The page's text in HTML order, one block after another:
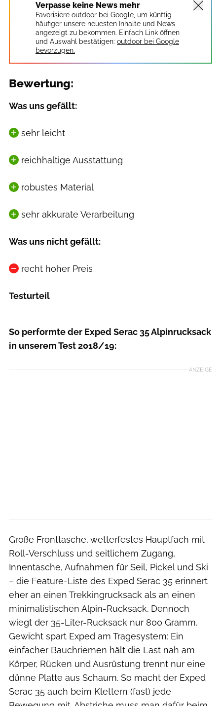
Verpasse keine News mehr
Favorisiere outdoor bei Google, um künftig
häufiger unsere neuesten Inhalte und News
angezeigt zu bekommen. Einfach Link öffnen
und Auswahl bestätigen: outdoor bei Google
bevorzugen.
Bewertung:
Was uns gefällt:
sehr leicht
reichhaltige Ausstattung
robustes Material
sehr akkurate Verarbeitung
Was uns nicht gefällt:
recht hoher Preis
Testurteil
So performte der Exped Serac 35 Alpinrucksack
in unserem Test 2018/19:
ANZEIGE
Große Fronttasche, wetterfestes Hauptfach mit
Roll-Verschluss und seitlichem Zugang,
Innentasche, Aufnahmen für Seil, Pickel und Ski
– die Feature-Liste des Exped Serac 35 erinnert
eher an einen Trekkingrucksack als an einen
minimalistischen Alpin-Rucksack. Dennoch
wiegt der 35-Liter-Rucksack nur 800 Gramm.
Gewicht spart Exped am Tragesystem: Ein
einfacher Bauchriemen hält die Last nah am
Körper, Rücken und Ausrüstung trennt nur eine
dünne Platte aus Schaum. So macht der Exped
Serac 35 auch beim Klettern (fast) jede